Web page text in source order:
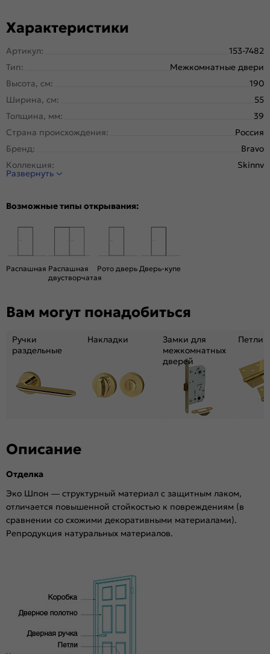
Характеристики
Артикул:
153-7482
Тип:
Межкомнатные двери
Высота, см:
190
Ширина, см:
55
Толщина, мм:
39
Страна происхождения:
Россия
Бренд:
Bravo
Коллекция:
Skinny
Стиль:
Конструкция двери:
Вес, кг:
Кромка:
Обычная
Структурный материал с защитным лаком.
Репродукция натуральных материалов
Возможность покраски:
Нет
Да
Уровень шумоизоляции:
Фрезеровка под замок:
Износостойкость:
Высокая
Подходит под двухстворчатый проём:
Гарантия (лет):
Развернуть
Возможные типы открывания:
Распашная Распашная
двустворчатая
Рото дверь Дверь-купе
Вам могут понадобиться
Ручки
раздельные
Накладки
Замки для
межкомнатных
дверей
Петли
Описание
Отделка
Эко Шпон — структурный материал с защитным лаком,
отличается повышенной стойкостью к повреждениям (в
сравнении со схожими декоративными материалами).
Репродукция натуральных материалов.